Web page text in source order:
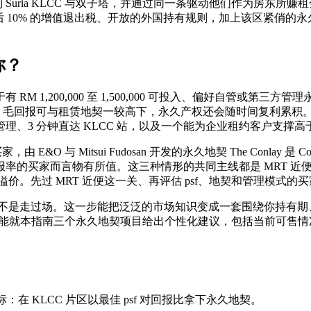
KLCC 与双子塔，并通过同一条驱动他们作为房东所赚
的增值退出税、开放的外国持有规则，加上该区紧俏的
RM 1,200,000 至 1,500,000 可投入、偏好自管或第三方管理
毛回报可与租赁地契一较高下，永久产权还会随时间复利累
、3 分钟直达 KLCC 站，以及一个能为企业租约客户支撑
由 E&O 与 Mitsui Fudosan 开发的永久地契 The Conlay 是
的买家而言物有所值。这三种情形的共同主线都是 MRT 近
。先过 MRT 近便这一关、再评估 psf、地契和管理模式的
走过场。这一步能把泛泛的市场知识变成一套围绕你持有期
就本指南三个永久地契项目给出个性化建议，包括当前可售
在 KLCC 片区以最佳 psf 对回报比拿下永久地契。